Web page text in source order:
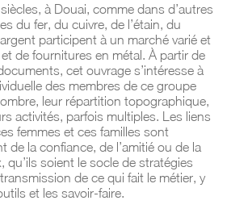
à Douai, comme dans d’autres
du fer, du cuivre, de l’étain, du
participent à un marché varié et
de fournitures en métal. À partir de
cet ouvrage s’intéresse à
des membres de ce groupe
leur répartition topographique,
activités, parfois multiples. Les liens
femmes et ces familles sont
de la confiance, de l’amitié ou de la
qu’ils soient le socle de stratégies
de ce qui fait le métier, y
et les savoir-faire.